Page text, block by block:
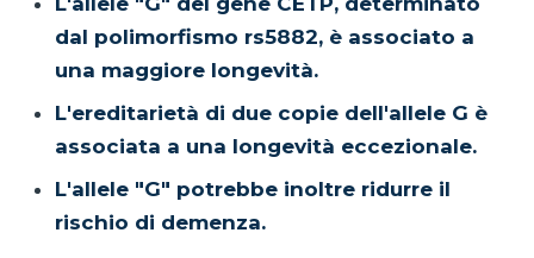
dal polimorfismo rs5882, è associato a
una maggiore longevità.
L'ereditarietà di due copie dell'allele G è
associata a una longevità eccezionale.
L'allele "G" potrebbe inoltre ridurre il
rischio di demenza.